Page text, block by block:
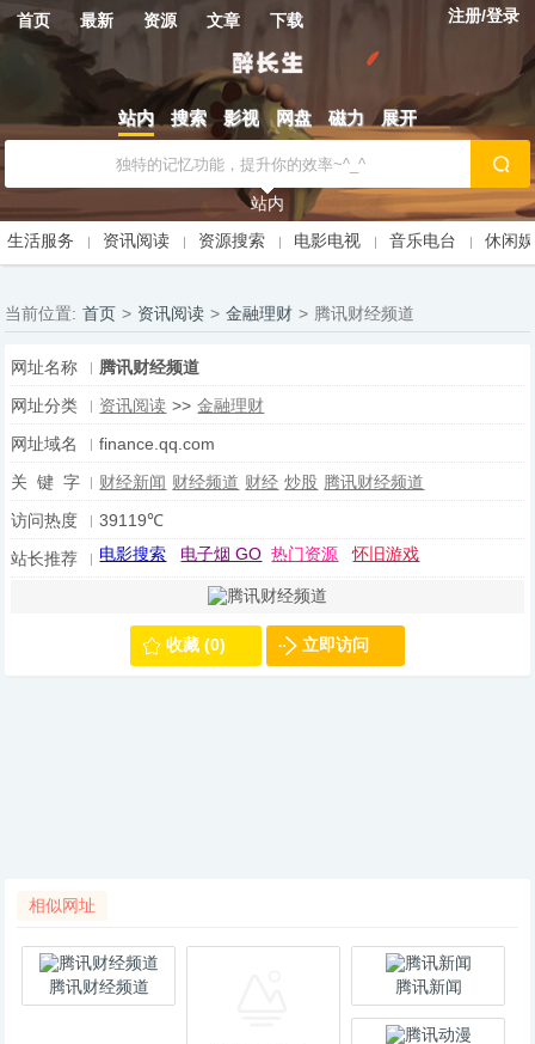
首页 最新 资源 文章 下载 注册/登录
站内 搜索 影视 网盘 磁力 展开
站内
生活服务
资讯阅读 资源搜索 电影电视 音乐电台 休闲
当前位置: 首页 > 资讯阅读 > 金融理财 > 腾讯财经频道
网址名称
腾讯财经频道
网址分类
资讯阅读 >> 金融理财
网址域名
finance.qq.com
关 键 字
财经新闻 财经频道 财经 炒股 腾讯财经频道
访问热度
39119℃
站长推荐
电影搜索 电子烟 GO 热门资源 怀旧游戏
收藏 (0) 立即访问
相似网址
腾讯财经频道 腾讯新闻